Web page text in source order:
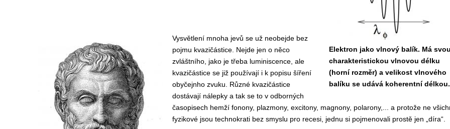
Elektron jako vlnový balík. Má
charakteristickou vlnovou délku
(horní rozměr) a velikost vlnového
balíku se udává koherentní délkou.
Vysvětlení mnoha jevů se už neobejde bez
pojmu kvazičástice. Nejde jen o něco
zvláštního, jako je třeba luminiscence, ale
kvazičástice se již používají i k popisu šíření
obyčejnho zvuku. Různé kvazičástice
dostávají nálepky a tak se to v odborných
časopisech hemží fonony, plazmony, excitony, magnony, polarony,... a protože ne
fyzikové jsou technokrati bez smyslu pro recesi, jednu si pojmenovali prostě jen „díra“.